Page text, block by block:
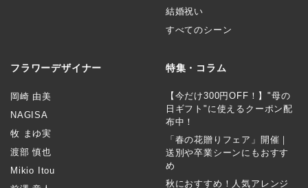
結婚祝い
すべてのシーン
フラワーデザイナー
岡崎 由美
NAGISA
牧 まゆ実
渡部 慎也
Mikio Itou
特集・コラム
【今だけ300円OFF！】"母の
日ギフト"に使えるクーポン配
布中！
「春の花贈りフェア」開催｜
送別や卒業シーンにもおすす
め
秋におすすめ！人気アレンジ